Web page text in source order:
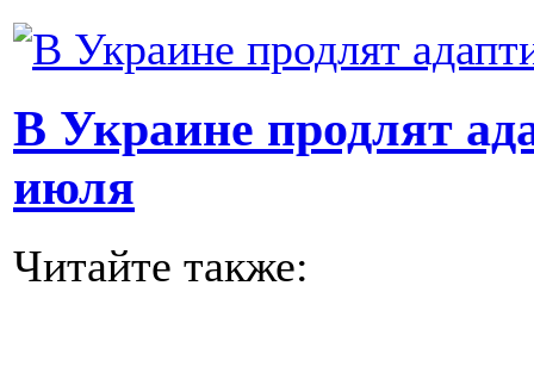
В Украине продлят
июля
Читайте также: